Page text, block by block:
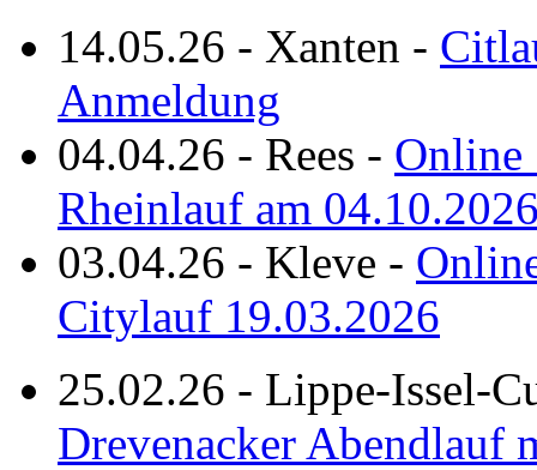
14.05.26 - Xanten -
Anmeldung
04.04.26 - Rees - Online
Rheinlauf am
03.04.26 - Kleve -
Citylauf 19.03.2026
25.02.26 - Lippe-Issel-
Drevenacker Abendlauf